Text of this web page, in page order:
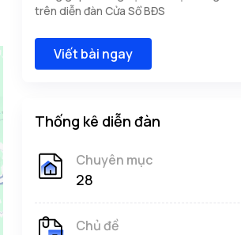
trên diễn đàn Cửa Sổ BĐS
Viết bài ngay
Thống kê diễn đàn
Chuyên mục
28
Chủ đề